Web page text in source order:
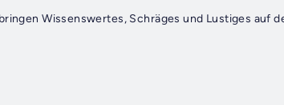
Wissenswertes, Schräges und Lustiges auf